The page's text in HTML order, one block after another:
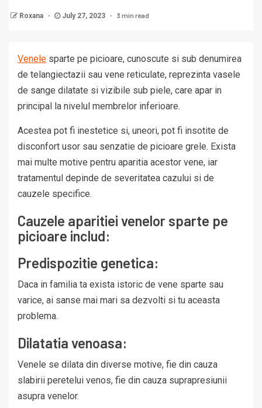
Roxana July 27, 2023 3 min read
Venele sparte pe picioare, cunoscute si sub denumirea
de telangiectazii sau vene reticulate, reprezinta vasele
de sange dilatate si vizibile sub piele, care apar in
principal la nivelul membrelor inferioare.
Acestea pot fi inestetice si, uneori, pot fi insotite de
disconfort usor sau senzatie de picioare grele. Exista
mai multe motive pentru aparitia acestor vene, iar
tratamentul depinde de severitatea cazului si de
cauzele specifice.
Cauzele aparitiei venelor sparte pe
picioare includ:
Predispozitie genetica:
Daca in familia ta exista istoric de vene sparte sau
varice, ai sanse mai mari sa dezvolti si tu aceasta
problema.
Dilatatia venoasa:
Venele se dilata din diverse motive, fie din cauza
slabirii peretelui venos, fie din cauza suprapresiunii
asupra venelor.